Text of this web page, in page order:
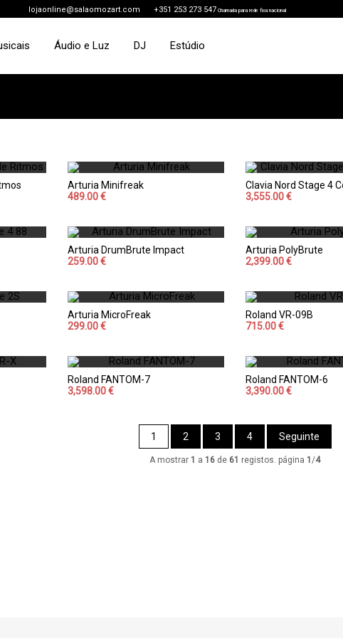
lojaonline@salaomozart.com +351 253 273 547 Chamada para rede fixa nacional
Áudio e Luz DJ Estúdio
Arturia Minifreak
489.00 €
Clavia Nord Stage 4
3,555.00 €
Arturia DrumBrute Impact
259.00 €
Arturia PolyBrute
2,399.00 €
Arturia MicroFreak
299.00 €
Roland VR-09B
715.00 €
Roland FANTOM-7
3,598.00 €
Roland FANTOM-6
3,390.00 €
1 2 3 4 Seguinte
A mostrar 1 a 16 de 61 registos. página 1 /4